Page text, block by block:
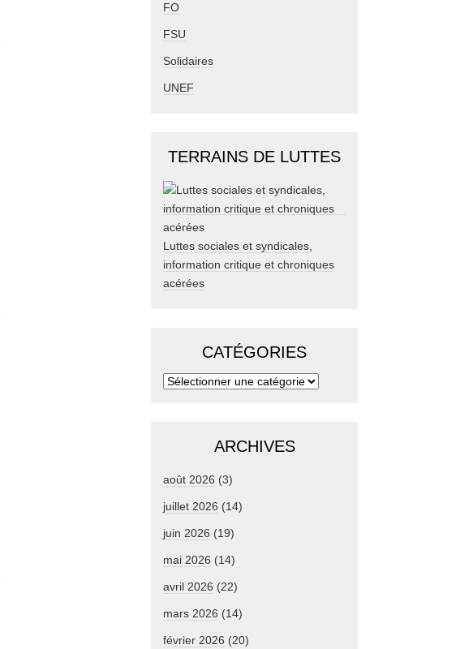
FO
FSU
Solidaires
UNEF
TERRAINS DE LUTTES
Luttes sociales et syndicales,
information critique et chroniques
acérées
CATÉGORIES
ARCHIVES
août 2026 (3)
juillet 2026 (14)
juin 2026 (19)
mai 2026 (14)
avril 2026 (22)
mars 2026 (14)
février 2026 (20)